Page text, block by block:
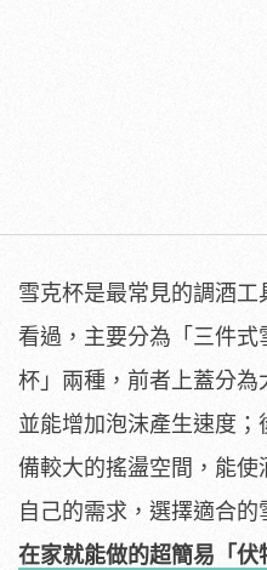
雪克杯是最常見的調酒
看過，主要分為「三件
杯」兩種，前者上蓋分為
並能增加泡沫產生速度
備較大的搖盪空間，能
自己的需求，選擇適合的
在家就能做的超簡易「